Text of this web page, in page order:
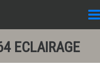
ECLAIRAGE